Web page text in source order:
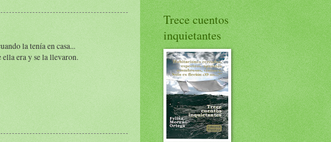
la tenía en casa...
era y se la llevaron.
Trece cuentos
inquietantes